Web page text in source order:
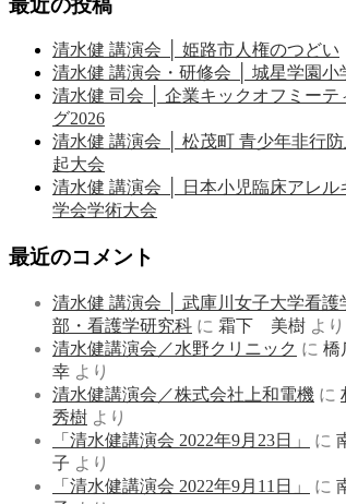
清水健 講演会 │ 姫路市人権のつどい
清水健 講演会・研修会 │ 城星学園小
清水健 司会 │ 企業キックオフミーテ
グ2026
清水健 講演会 │ 松茂町 青少年非行
起大会
清水健 講演会 │ 日本小児臨床アレル
学会学術大会
最近のコメント
清水健 講演会 │ 武庫川女子大学看護
部・看護学研究科 に 霜下 美樹 より
清水健講演会／水野クリニック に
幸 より
清水健講演会／株式会社上和電機 に
秀樹 より
「清水健講演会 2022年9月23日」
に
子 より
「清水健講演会 2022年9月11日」
に